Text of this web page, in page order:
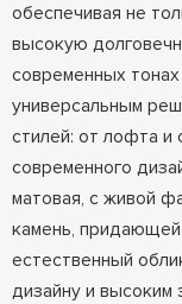
обеспечивая не
высокую
современных
универсальным
стилей: от лофта и
современного
матовая, с живой
камень,
естественный
дизайну и высоким